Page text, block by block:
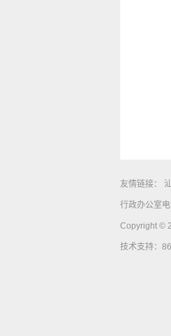
友情链接：
行政办公室
Copyright ©
技术支持：